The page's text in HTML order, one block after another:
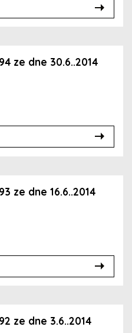
ze dne 30.6..2014
ze dne 16.6..2014
ze dne 3.6..2014